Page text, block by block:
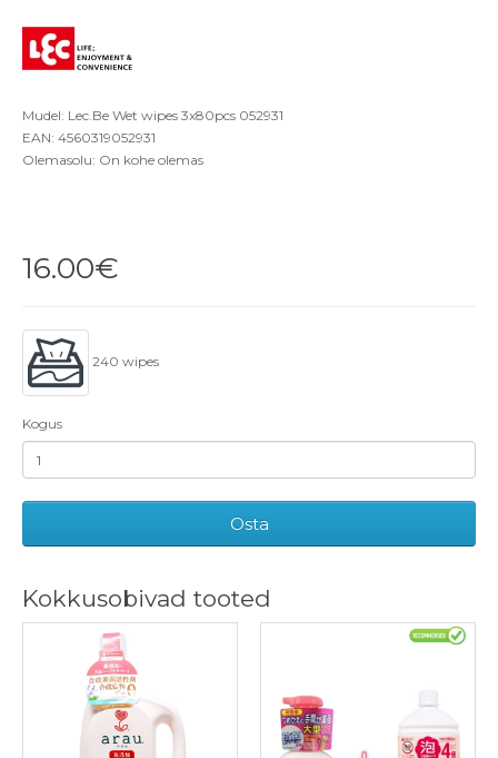
Mudel: Lec.Be Wet wipes 3x80pcs 052931
EAN: 4560319052931
Olemasolu: On kohe olemas
16.00€
240 wipes
Kogus
Osta
Kokkusobivad tooted